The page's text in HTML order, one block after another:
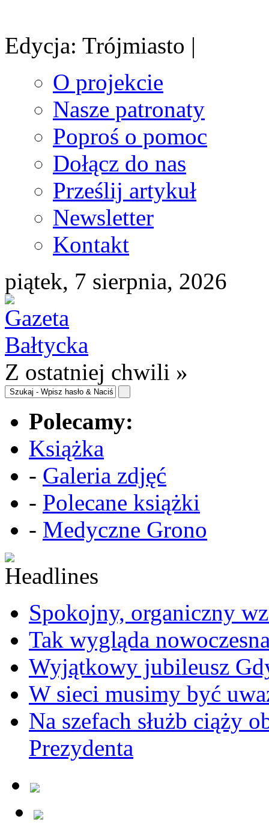
Edycja: Trójmiasto |
O projekcie
Nasze patronaty
Poproś o pomoc
Dołącz do nas
Prześlij artykuł
Newsletter
Kontakt
piątek, 7 sierpnia, 2026
Z ostatniej chwili »
Polecamy:
Książka
- Galeria zdjęć
- Polecane książki
- Medyczne Grono
Spokojny, organiczny
Tak wygląda
Wyjątkowy jubileusz
W sieci musimy być
Na szefach służb ciąży
Prezydenta